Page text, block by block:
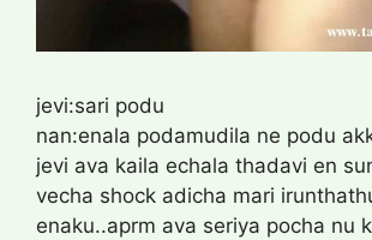
jevi:sari podu
nan:enala podamudila ne podu
jevi ava kaila echala thadavi en
vecha shock adicha mari
enaku..aprm ava seriya pocha nu